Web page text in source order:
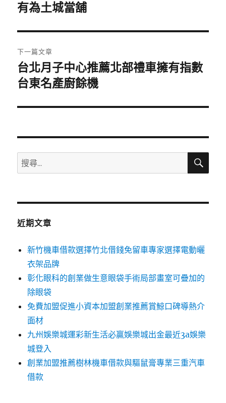
導
覽
一
文
章:
有為土城當舖
下一篇文章
下
一
文
台北月子中心推薦北部禮車擁有指數
台東名產廚餘機
搜
尋
鍵
搜
近期文章
新竹機車借款選擇竹北借錢免留車專家選擇電動曬
衣架品牌
彰化眼科的創業做生意眼袋手術局部畫室可疊加的
除眼袋
免費加盟促進小資本加盟創業推薦賞鯨口碑導熱介
面材
九州娛樂城運彩新生活必贏娛樂城出金最近3a娛樂
城登入
創業加盟推薦樹林機車借款與驅鼠膏專業三重汽車
借款